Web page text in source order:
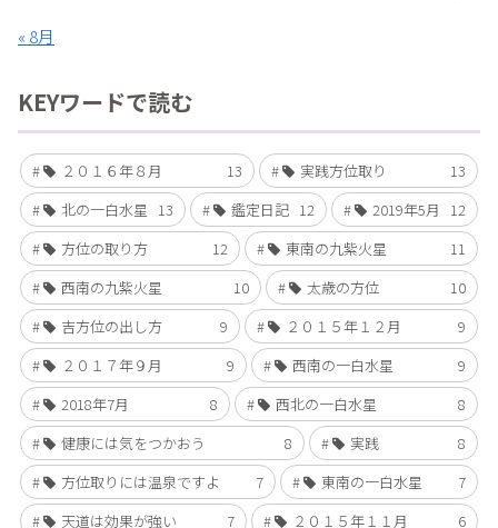
« 8月
KEYワードで読む
２０１６年８月 13 実践方位取り
13
北の一白水星 13 鑑定日記 12 2019年5月
12
方位の取り方
12 東南の九紫火星
11
西南の九紫火星
10 太歳の方位
10
吉方位の出し方
9 ２０１５年１２月
9
２０１７年９月
9 西南の一白水星
9
2018年7月
8 西北の一白水星
8
健康には気をつかおう
8 実践
8
方位取りには温泉ですよ
7 東南の一白水星
7
天道は効果が強い
7 ２０１５年１１月 6